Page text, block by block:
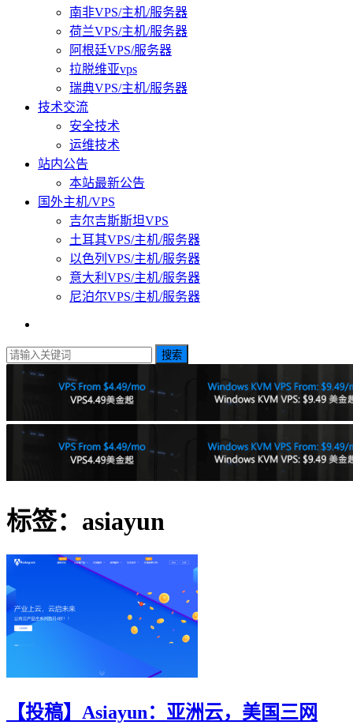
南非VPS/主机/服务器
荷兰VPS/主机/服务器
阿根廷VPS/服务器
拉脱维亚vps
瑞典VPS/主机/服务器
技术交流
安全技术
运维技术
站内公告
本站最新公告
国外主机/VPS
吉尔吉斯斯坦VPS
土耳其VPS/主机/服务器
以色列VPS/主机/服务器
意大利VPS/主机/服务器
尼泊尔VPS/主机/服务器
搜索
标签：asiayun
【投稿】Asiayun：亚洲云，美国三网